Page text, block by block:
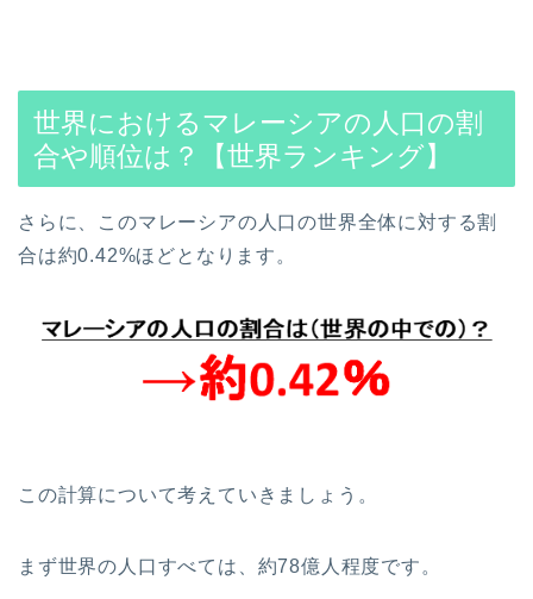
世界におけるマレーシアの人口の割
合や順位は？【世界ランキング】
さらに、このマレーシアの人口の世界全体に対する割
合は約0.42%ほどとなります。
この計算について考えていきましょう。
まず世界の人口すべては、約78億人程度です。